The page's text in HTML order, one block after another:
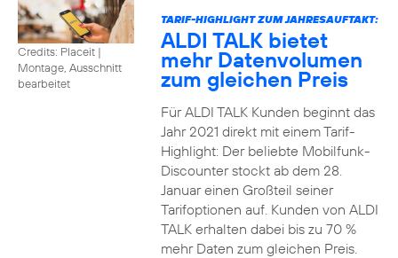
Credits: Placeit |
Montage, Ausschnitt
bearbeitet
TARIF-HIGHLIGHT ZUM JAHRESAUFTAKT:
ALDI TALK bietet
mehr Datenvolumen
zum gleichen Preis
Für ALDI TALK Kunden beginnt das
Jahr 2021 direkt mit einem Tarif-
Highlight: Der beliebte Mobilfunk-
Discounter stockt ab dem 28.
Januar einen Großteil seiner
Tarifoptionen auf. Kunden von ALDI
TALK erhalten dabei bis zu 70 %
mehr Daten zum gleichen Preis.